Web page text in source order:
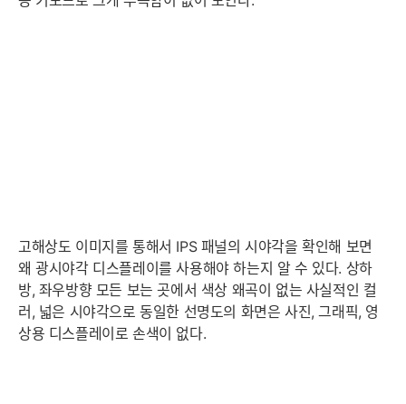
고해상도 이미지를 통해서 IPS 패널의 시야각을 확인해 보면
왜 광시야각 디스플레이를 사용해야 하는지 알 수 있다. 상하
방, 좌우방향 모든 보는 곳에서 색상 왜곡이 없는 사실적인 컬
러, 넓은 시야각으로 동일한 선명도의 화면은 사진, 그래픽, 영
상용 디스플레이로 손색이 없다.